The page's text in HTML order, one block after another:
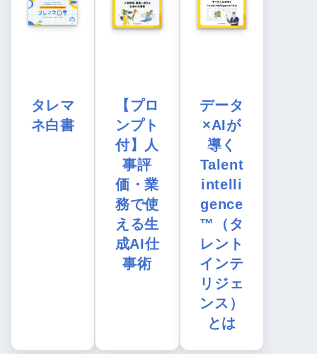
タレマ
ネ白書
【プロ
ンプト
付】人
事評
価・業
務で使
える生
成AI仕
事術
データ
×AIが
導く
Talent
intelli
gence
™（タ
レント
インテ
リジェ
ンス）
とは